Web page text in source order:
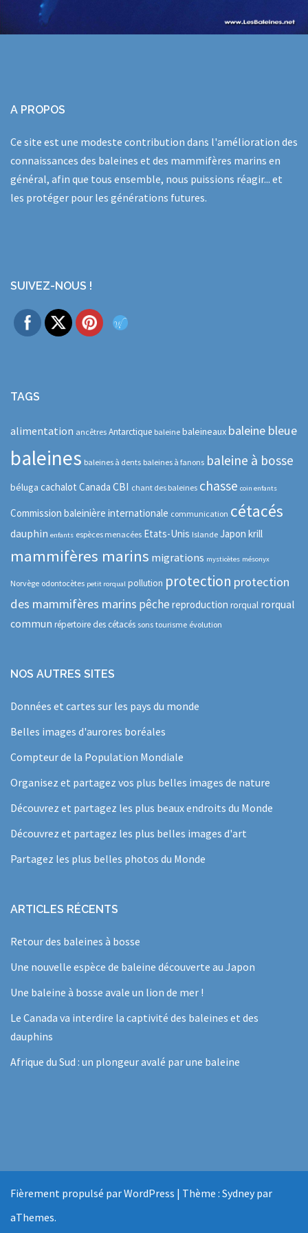
A PROPOS
Ce site est une modeste contribution dans l'amélioration des
connaissances des baleines et des mammifères marins en
général, afin que tous ensemble, nous puissions réagir... et
les protéger pour les générations futures.
SUIVEZ-NOUS !
TAGS
alimentation ancêtres Antarctique baleine baleineaux baleine bleue
baleines baleines à dents baleines à fanons baleine à bosse
béluga cachalot Canada CBI chant des baleines chasse coin enfants
Commission baleinière internationale communication cétacés
dauphin enfants espèces menacées Etats-Unis Islande Japon krill
mammifères marins migrations mysticètes mésonyx
Norvège odontocètes petit rorqual pollution protection protection
des mammifères marins pêche reproduction rorqual rorqual
commun répertoire des cétacés sons tourisme évolution
NOS AUTRES SITES
Données et cartes sur les pays du monde
Belles images d'aurores boréales
Compteur de la Population Mondiale
Organisez et partagez vos plus belles images de nature
Découvrez et partagez les plus beaux endroits du Monde
Découvrez et partagez les plus belles images d'art
Partagez les plus belles photos du Monde
ARTICLES RÉCENTS
Retour des baleines à bosse
Une nouvelle espèce de baleine découverte au Japon
Une baleine à bosse avale un lion de mer !
Le Canada va interdire la captivité des baleines et des
dauphins
Afrique du Sud : un plongeur avalé par une baleine
Fièrement propulsé par WordPress | Thème : Sydneypar
aThemes.